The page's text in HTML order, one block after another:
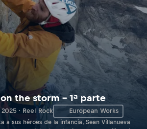
the storm – 1ª parte
2025 · Reel Rock European Works
a sus héroes de la infancia, Sean Villanueva